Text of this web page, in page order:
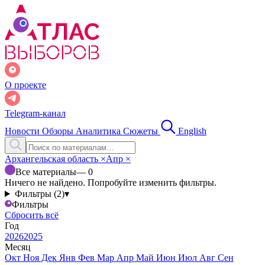
О проекте
Telegram-канал
Новости Обзоры Аналитика Сюжеты English
Архангельская область ×Апр ×
Все материалы— 0
Ничего не найдено. Попробуйте изменить фильтры.
Фильтры (2)▾
Фильтры
Сбросить всё
Год
20262025
Месяц
Окт Ноя Дек Янв Фев Мар Апр Май Июн Июл Авг Сен